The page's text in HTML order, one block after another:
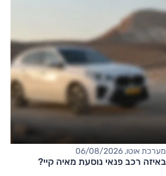
מערכת אוטו, 06/08/2026
באיזה רכב פנאי נוסעת מאיה קיי?